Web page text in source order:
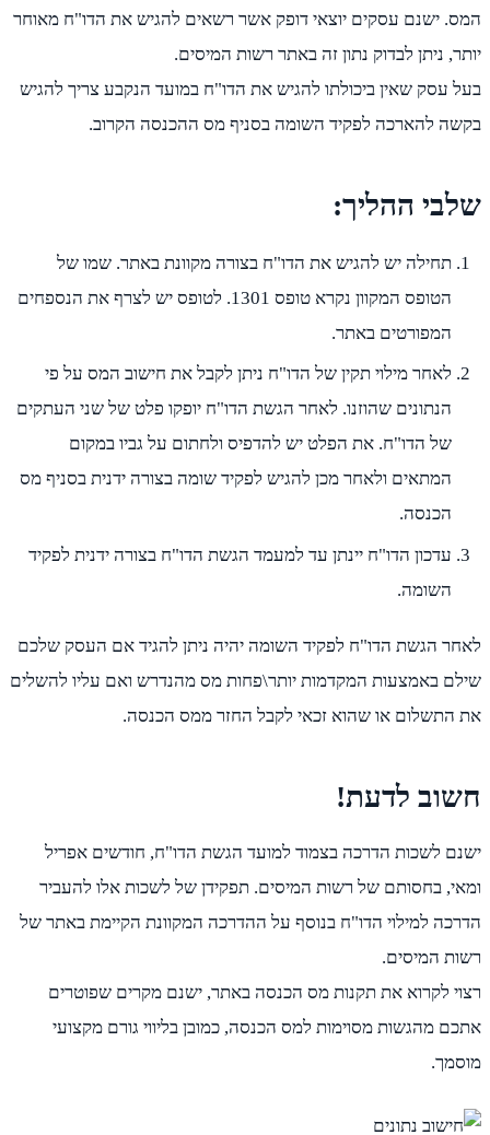
המס. ישנם עסקים יוצאי דופק אשר רשאים להגיש את הדו"ח מאוחר
יותר, ניתן לבדוק נתון זה באתר רשות המיסים.
בעל עסק שאין ביכולתו להגיש את הדו"ח במועד הנקבע צריך להגיש
בקשה להארכה לפקיד השומה בסניף מס ההכנסה הקרוב.
שלבי ההליך:
תחילה יש להגיש את הדו"ח בצורה מקוונת באתר. שמו של
הטופס המקוון נקרא טופס 1301. לטופס יש לצרף את הנספחים
המפורטים באתר.
לאחר מילוי תקין של הדו"ח ניתן לקבל את חישוב המס על פי
הנתונים שהוזנו. לאחר הגשת הדו"ח יופקו פלט של שני העתקים
של הדו"ח. את הפלט יש להדפיס ולחתום על גביו במקום
המתאים ולאחר מכן להגיש לפקיד שומה בצורה ידנית בסניף מס
הכנסה.
עדכון הדו"ח יינתן עד למעמד הגשת הדו"ח בצורה ידנית לפקיד
השומה.
לאחר הגשת הדו"ח לפקיד השומה יהיה ניתן להגיד אם העסק שלכם
שילם באמצעות המקדמות יותר\פחות מס מהנדרש ואם עליו להשלים
את התשלום או שהוא זכאי לקבל החזר ממס הכנסה.
חשוב לדעת!
ישנם לשכות הדרכה בצמוד למועד הגשת הדו"ח, חודשים אפריל
ומאי, בחסותם של רשות המיסים. תפקידן של לשכות אלו להעביר
הדרכה למילוי הדו"ח בנוסף על ההדרכה המקוונת הקיימת באתר של
רשות המיסים.
רצוי לקרוא את תקנות מס הכנסה באתר, ישנם מקרים שפוטרים
אתכם מהגשות מסוימות למס הכנסה, כמובן בליווי גורם מקצועי
מוסמך.